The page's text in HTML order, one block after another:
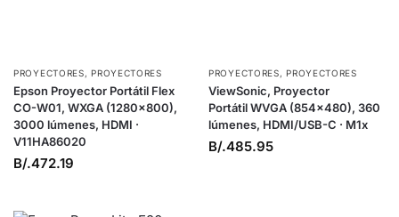
PROYECTORES,PROYECTORES
Epson Proyector Portátil Flex
CO-W01, WXGA (1280×800),
3000 lúmenes, HDMI ·
V11HA86020
B/.472.19
PROYECTORES,PROYECTORES
ViewSonic, Proyector
Portátil WVGA (854×480), 360
lúmenes, HDMI/USB-C · M1x
B/.485.95